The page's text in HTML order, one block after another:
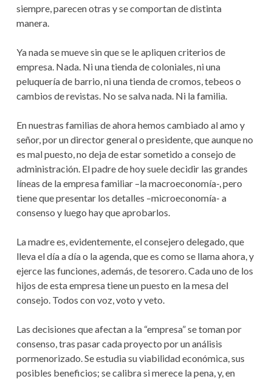
siempre, parecen otras y se comportan de distinta
manera.
Ya nada se mueve sin que se le apliquen criterios de
empresa. Nada. Ni una tienda de coloniales, ni una
peluquería de barrio, ni una tienda de cromos, tebeos o
cambios de revistas. No se salva nada. Ni la familia.
En nuestras familias de ahora hemos cambiado al amo y
señor, por un director general o presidente, que aunque no
es mal puesto, no deja de estar sometido a consejo de
administración. El padre de hoy suele decidir las grandes
líneas de la empresa familiar –la macroeconomía-, pero
tiene que presentar los detalles –microeconomía- a
consenso y luego hay que aprobarlos.
La madre es, evidentemente, el consejero delegado, que
lleva el día a día o la agenda, que es como se llama ahora, y
ejerce las funciones, además, de tesorero. Cada uno de los
hijos de esta empresa tiene un puesto en la mesa del
consejo. Todos con voz, voto y veto.
Las decisiones que afectan a la “empresa” se toman por
consenso, tras pasar cada proyecto por un análisis
pormenorizado. Se estudia su viabilidad económica, sus
posibles beneficios; se calibra si merece la pena, y, en